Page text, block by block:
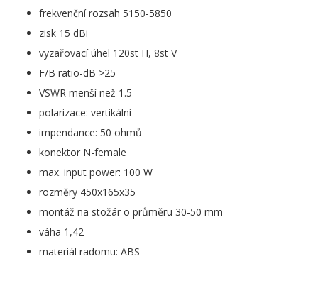
frekvenční rozsah 5150-5850
zisk 15 dBi
vyzařovací úhel 120st H, 8st V
F/B ratio-dB >25
VSWR menší než 1.5
polarizace: vertikální
impendance: 50 ohmů
konektor N-female
max. input power: 100 W
rozměry 450x165x35
montáž na stožár o průměru 30-50 mm
váha 1,42
materiál radomu: ABS